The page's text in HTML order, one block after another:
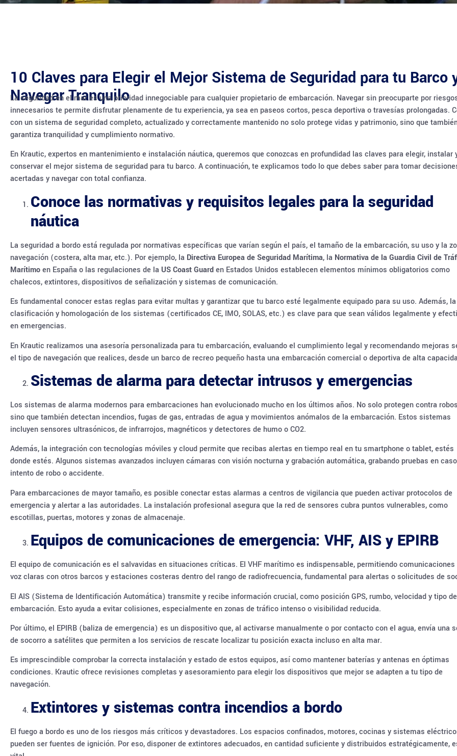
10 Claves para Elegir el Mejor Sistema de Seguridad para tu Barco
Navegar Tranquilo
La seguridad en el mar es una prioridad innegociable para cualquier propietario de embarcación. Navegar sin preocuparte por
innecesarios te permite disfrutar plenamente de tu experiencia, ya sea en paseos cortos, pesca deportiva o travesías prolongadas.
con un sistema de seguridad completo, actualizado y correctamente mantenido no solo protege vidas y patrimonio, sino que
garantiza tranquilidad y cumplimiento normativo.
En Krautic, expertos en mantenimiento e instalación náutica, queremos que conozcas en profundidad las claves para elegir, instalar
conservar el mejor sistema de seguridad para tu barco. A continuación, te explicamos todo lo que debes saber para tomar
acertadas y navegar con total confianza.
Conoce las normativas y requisitos legales para la seguridad
náutica
La seguridad a bordo está regulada por normativas específicas que varían según el país, el tamaño de la embarcación, su uso y la
navegación (costera, alta mar, etc.). Por ejemplo, la Directiva Europea de Seguridad Marítima, la Normativa de la Guardia Civil de
Marítimoen España o las regulaciones de la US Coast Guarden Estados Unidos establecen elementos mínimos obligatorios como
chalecos, extintores, dispositivos de señalización y sistemas de comunicación.
Es fundamental conocer estas reglas para evitar multas y garantizar que tu barco esté legalmente equipado para su uso. Además, la
clasificación y homologación de los sistemas (certificados CE, IMO, SOLAS, etc.) es clave para que sean válidos legalmente y
en emergencias.
En Krautic realizamos una asesoría personalizada para tu embarcación, evaluando el cumplimiento legal y recomendando mejoras
el tipo de navegación que realices, desde un barco de recreo pequeño hasta una embarcación comercial o deportiva de alta
Sistemas de alarma para detectar intrusos y emergencias
Los sistemas de alarma modernos para embarcaciones han evolucionado mucho en los últimos años. No solo protegen contra
sino que también detectan incendios, fugas de gas, entradas de agua y movimientos anómalos de la embarcación. Estos sistemas
incluyen sensores ultrasónicos, de infrarrojos, magnéticos y detectores de humo o CO2.
Además, la integración con tecnologías móviles y cloud permite que recibas alertas en tiempo real en tu smartphone o tablet, estés
donde estés. Algunos sistemas avanzados incluyen cámaras con visión nocturna y grabación automática, grabando pruebas en
intento de robo o accidente.
Para embarcaciones de mayor tamaño, es posible conectar estas alarmas a centros de vigilancia que pueden activar protocolos de
emergencia y alertar a las autoridades. La instalación profesional asegura que la red de sensores cubra puntos vulnerables, como
escotillas, puertas, motores y zonas de almacenaje.
Equipos de comunicaciones de emergencia: VHF, AIS y EPIRB
El equipo de comunicación es el salvavidas en situaciones críticas. El VHF marítimo es indispensable, permitiendo comunicaciones
voz claras con otros barcos y estaciones costeras dentro del rango de radiofrecuencia, fundamental para alertas o solicitudes de
El AIS (Sistema de Identificación Automática) transmite y recibe información crucial, como posición GPS, rumbo, velocidad y tipo de
embarcación. Esto ayuda a evitar colisiones, especialmente en zonas de tráfico intenso o visibilidad reducida.
Por último, el EPIRB (baliza de emergencia) es un dispositivo que, al activarse manualmente o por contacto con el agua, envía una
de socorro a satélites que permiten a los servicios de rescate localizar tu posición exacta incluso en alta mar.
Es imprescindible comprobar la correcta instalación y estado de estos equipos, así como mantener baterías y antenas en óptimas
condiciones. Krautic ofrece revisiones completas y asesoramiento para elegir los dispositivos que mejor se adapten a tu tipo de
navegación.
Extintores y sistemas contra incendios a bordo
El fuego a bordo es uno de los riesgos más críticos y devastadores. Los espacios confinados, motores, cocinas y sistemas
pueden ser fuentes de ignición. Por eso, disponer de extintores adecuados, en cantidad suficiente y distribuidos estratégicamente,